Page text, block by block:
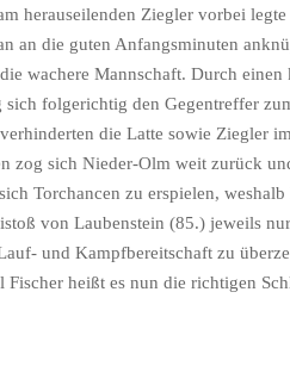
herauseilenden Ziegler vorbei
an die guten Anfangsminuten
wachere Mannschaft. Durch
folgerichtig den Gegentreffer
die Latte sowie Ziegler
zog sich Nieder-Olm weit zurück
Torchancen zu erspielen,
von Laubenstein (85.) jeweils
und Kampfbereitschaft zu
heißt es nun die richtigen